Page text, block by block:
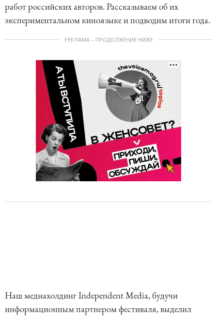
работ российских авторов. Рассказываем об их
экспериментальном киноязыке и подводим итоги года.
РЕКЛАМА – ПРОДОЛЖЕНИЕ НИЖЕ
Наш медиахолдинг Independent Media, будучи
информационным партнером фестиваля, выделил